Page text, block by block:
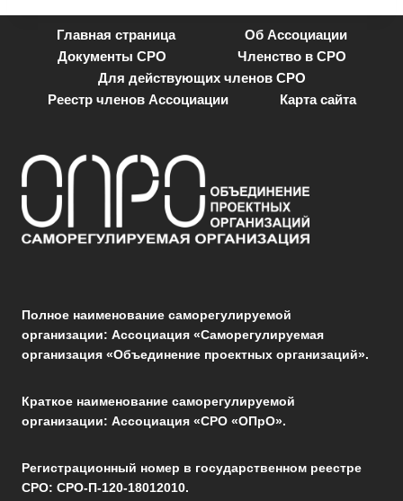
Главная страница
Об Ассоциации
Документы СРО
Членство в СРО
Для действующих членов СРО
Реестр членов Ассоциации
Карта сайта
Полное наименование саморегулируемой
организации: Ассоциация «Саморегулируемая
организация «Объединение проектных организаций».
Краткое наименование саморегулируемой
организации: Ассоциация «СРО «ОПрО».
Регистрационный номер в государственном реестре
СРО: СРО-П-120-18012010.